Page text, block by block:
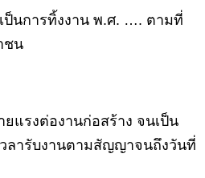
ป็นการทิ้งงาน พ.ศ. …. ตามที่
ชน
แรงต่องานก่อสร้าง จนเป็น
ลารับงานตามสัญญาจนถึงวันที่